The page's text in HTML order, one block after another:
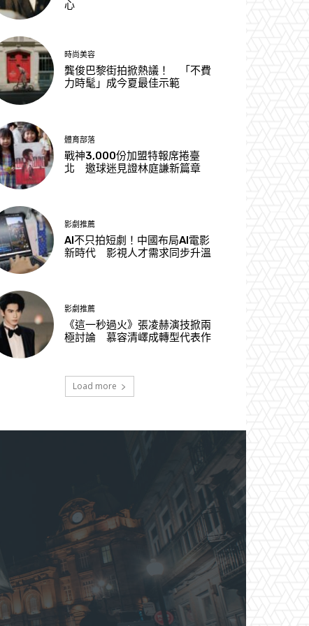
心
時尚美容
龔俊巴黎街拍掀熱議！ 「不費
力時髦」成今夏最佳示範
體育部落
戰神3,000份加盟特報席捲臺
北 邀球迷見證林庭謙新篇章
影劇推薦
AI不只拍短劇！中國布局AI電影
新時代 影視人才需求同步升溫
影劇推薦
《這一秒過火》張凌赫演技掀兩
極討論 慕容清嶧成轉型代表作
Load more